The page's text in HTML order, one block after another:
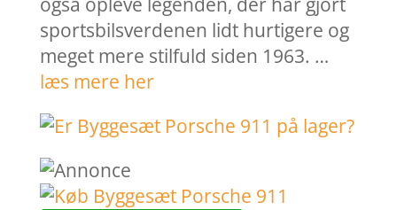
sportsbilsverdenen lidt hurtigere og
meget mere stilfuld siden 1963. …
læs mere her